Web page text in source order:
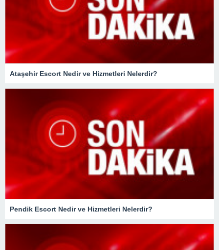
Ataşehir Escort Nedir ve Hizmetleri Nelerdir?
Pendik Escort Nedir ve Hizmetleri Nelerdir?